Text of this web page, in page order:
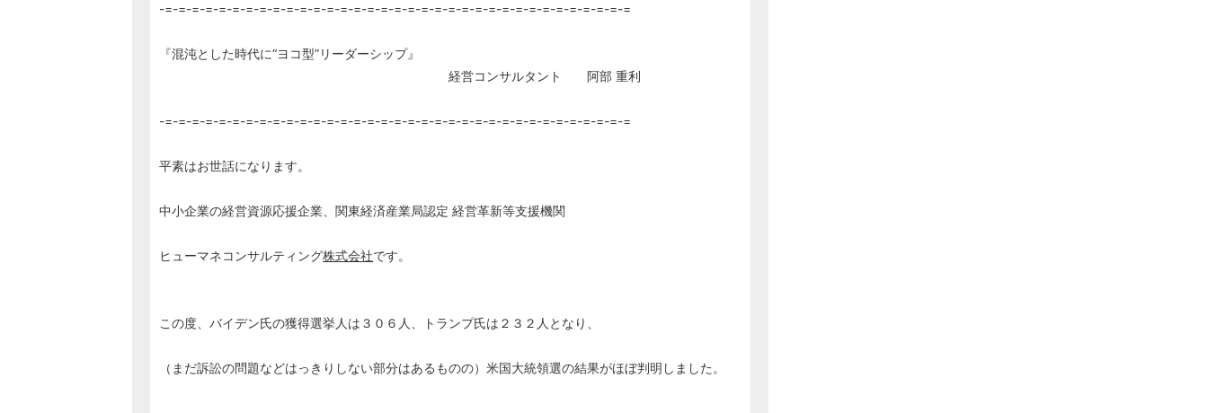
-=-=-=-=-=-=-=-=-=-=-=-=-=-=-=-=-=-=-=-=-=-=-=-=-=-=-=-=-=-=-=-=-=-=-=
『混沌とした時代に“ヨコ型”リーダーシップ』
経営コンサルタント 阿部 重利
-=-=-=-=-=-=-=-=-=-=-=-=-=-=-=-=-=-=-=-=-=-=-=-=-=-=-=-=-=-=-=-=-=-=-=
平素はお世話になります。
中小企業の経営資源応援企業、関東経済産業局認定 経営革新等支援機関
ヒューマネコンサルティング株式会社です。
この度、バイデン氏の獲得選挙人は３０６人、トランプ氏は２３２人となり、
（まだ訴訟の問題などはっきりしない部分はあるものの）米国大統領選の結果がほぼ判明しました。